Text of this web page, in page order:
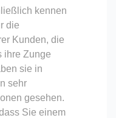
kennen
die
Kunden, die
ihre Zunge
sie in
sehr
gesehen.
Sie einem